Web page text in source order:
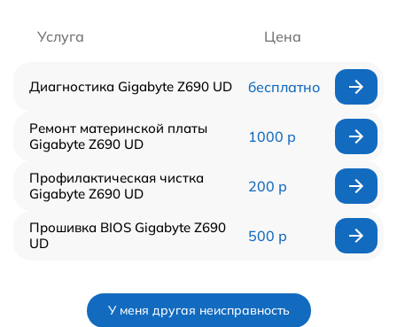
Услуга Цена
Диагностика Gigabyte Z690 UD бесплатно
Ремонт материнской платы
Gigabyte Z690 UD
1000 р
Профилактическая чистка
Gigabyte Z690 UD
200 р
Прошивка BIOS Gigabyte Z690
UD
500 р
У меня другая неисправность